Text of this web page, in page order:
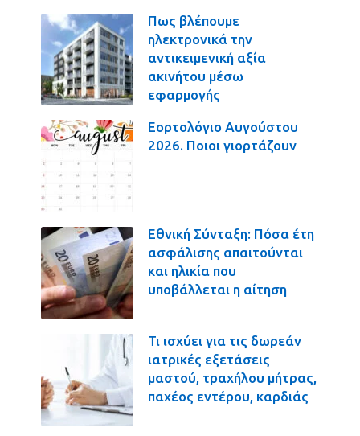
Πως βλέπουμε
ηλεκτρονικά την
αντικειμενική αξία
ακινήτου μέσω
εφαρμογής
Εορτολόγιο Αυγούστου
2026. Ποιοι γιορτάζουν
Εθνική Σύνταξη: Πόσα έτη
ασφάλισης απαιτούνται
και ηλικία που
υποβάλλεται η αίτηση
Τι ισχύει για τις δωρεάν
ιατρικές εξετάσεις
μαστού, τραχήλου μήτρας,
παχέος εντέρου, καρδιάς